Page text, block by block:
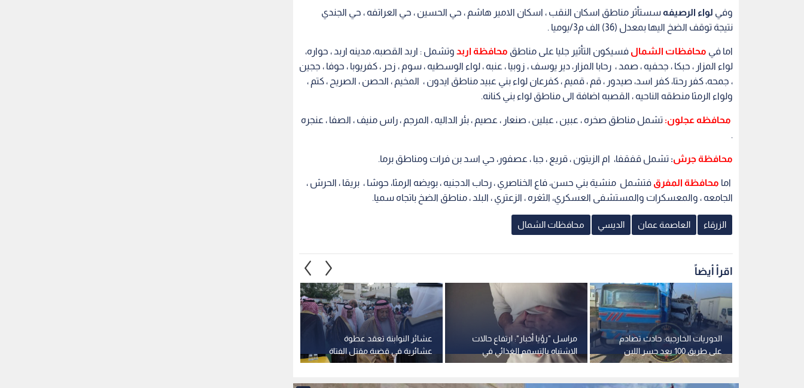
وفي لواء الرصيفه سستأثر مناطق اسكان النقب ، اسكان الامير هاشم ، حي الحسين ، حي العراتفه ، حي الجندي
نتيجة توقف الضخ اليها بمعدل (36) الف م3/يوميا .
اما في محافظات الشمال فسيكون التأثير جليا على مناطق محافظة اربد وتشمل : اربد القصبه، مدينه اربد ، حواره،
لواء المزار ، حبكا ، جحفيه ، صمد ، رحابا المزار، دير يوسف ، زوبيا ، عنبه ، لواء الوسطيه ، سوم ، زحر ، كفريوبا ، حوفا ، ججين
، جمحه، كفر رحتا، كفر اسد، صيدور ، قم ، قميم ، كفرعان لواء بني عبيد مناطق ايدون ، المخيم ، الحصن ، الصريح ، كتم ،
ولواء الرمثا منطقه الناحيه ، القصبه اضافة الى مناطق لواء بني كنانه.
محافظه عجلون: تشمل مناطق صخره ، عبين ، عبلين ، صنعار ، عصيم ، بئر الداليه ، المرجم ، راس منيف ، الصفا ، عنجره
.
محافظة جرش: تشمل قفقفا، ام الزيتون ، قريع ، جبا ، عصفور، حي اسد بن فرات ومناطق برما.
اما محافظة المفرق فتشمل منشية بني حسن، فاع الخناصري ، رحاب الدجنيه ، بويضه الرمثا، حوشا ، بريقا ، الحرش ،
الجامعه ، والمعسكرات والمستشفى العسكري، الثغره ، الزعتري ، البلد ، مناطق الضخ باتجاه سميا.
الزرقاء العاصمة عمان الديسي محافظات الشمال
اقرأ أيضاً
عشائر النوابنة تعقد عطوة
عشائرية في قضية مقتل الفتاة
"نور" وتطالب بإعدام الجاني وجلوة
مراسل "رؤيا أخبار": ارتفاع حالات
الاشتباه بالتسمم الغذائي في
الهاشمية إلى 15 حالة
الدوريات الخارجية: حادث تصادم
على طريق 100 بعد جسر اللبن
باتجاه الزرقاء